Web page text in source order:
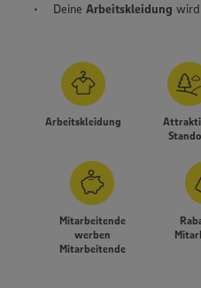
Wir setzen Cookies und
Deine Arbeitskleidung
Arbeitskleidung
Mitarbeitende
werben
Mitarbeitende